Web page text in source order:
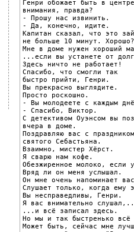
Генри обожает быть в центре
внимания, правда?
- Прошу нас извинить.
- Да, конечно, идите.
Капитан сказал, что это
не больше 10 минут. Хорошо?
Мне в доме нужен хороший
...если вы устанете от
Здесь ничто не работает!
Спасибо, что смогли так
быстро прийти, Генри.
Вы прекрасно выглядите.
Просто роскошно.
- Вы молодеете с каждым
- Спасибо, Виктор.
С детективом Оуэнсом вы
вчера в доме.
Поздравляю вас с праздником
святого Себастьяна.
Взаимно, мистер Хёрст.
Я сварю нам кофе.
Обезжиренное молоко, если
Вряд ли он меня услышал.
Он мне очень напоминает
Слушает только, когда ему
Вы несправедливы, Генри.
Я вас внимательно слушал,..
...и всё записал здесь.
Но мы и так быстренько всё
Может быть, сейчас мне